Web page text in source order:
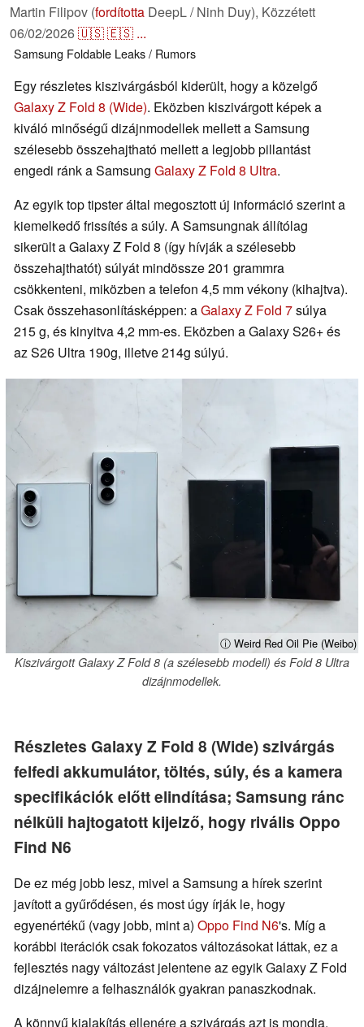
Martin Filipov (fordította DeepL / Ninh Duy), Közzétett
06/02/2026🇺🇸🇪🇸 ...
Samsung Foldable Leaks / Rumors
Egy részletes kiszivárgásból kiderült, hogy a közelgő
Galaxy Z Fold 8 (Wide). Eközben kiszivárgott képek a
kiváló minőségű dizájnmodellek mellett a Samsung
szélesebb összehajtható mellett a legjobb pillantást
engedi ránk a Samsung Galaxy Z Fold 8 Ultra.
Az egyik top tipster által megosztott új információ szerint a
kiemelkedő frissítés a súly. A Samsungnak állítólag
sikerült a Galaxy Z Fold 8 (így hívják a szélesebb
összehajthatót) súlyát mindössze 201 grammra
csökkenteni, miközben a telefon 4,5 mm vékony (kihajtva).
Csak összehasonlításképpen: aGalaxy Z Fold 7súlya
215 g, és kinyitva 4,2 mm-es. Eközben a Galaxy S26+ és
az S26 Ultra 190g, illetve 214g súlyú.
ⓘ Weird Red Oil Pie (Weibo)
Kiszivárgott Galaxy Z Fold 8 (a szélesebb modell) és Fold 8 Ultra
dizájnmodellek.
Részletes Galaxy Z Fold 8 (Wide) szivárgás
felfedi akkumulátor, töltés, súly, és a kamera
specifikációk előtt elindítása; Samsung ránc
nélküli hajtogatott kijelző, hogy rivális Oppo
Find N6
De ez még jobb lesz, mivel a Samsung a hírek szerint
javított a gyűrődésen, és most úgy írják le, hogy
egyenértékű (vagy jobb, mint a) Oppo Find N6's. Míg a
korábbi iterációk csak fokozatos változásokat láttak, ez a
fejlesztés nagy változást jelentene az egyik Galaxy Z Fold
dizájnelemre a felhasználók gyakran panaszkodnak.
A könnyű kialakítás ellenére a szivárgás azt is mondja,